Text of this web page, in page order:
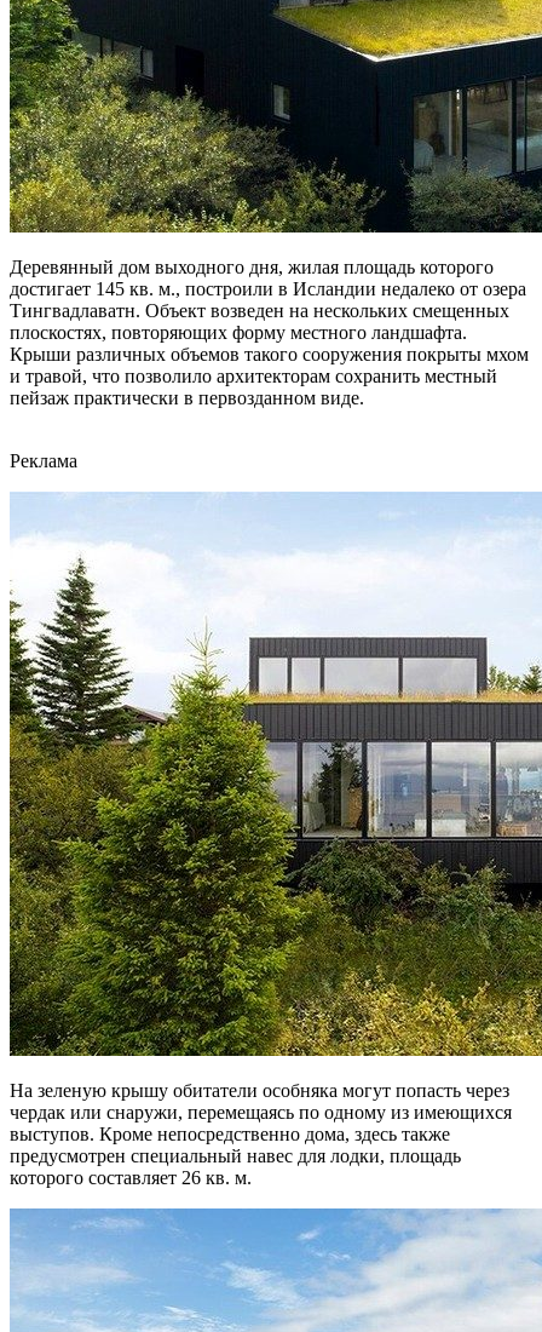
Деревянный дом выходного дня, жилая площадь которого
достигает 145 кв. м., построили в Исландии недалеко от озера
Тингвадлаватн. Объект возведен на нескольких смещенных
плоскостях, повторяющих форму местного ландшафта.
Крыши различных объемов такого сооружения покрыты мхом
и травой, что позволило архитекторам сохранить местный
пейзаж практически в первозданном виде.
Реклама
На зеленую крышу обитатели особняка могут попасть через
чердак или снаружи, перемещаясь по одному из имеющихся
выступов. Кроме непосредственно дома, здесь также
предусмотрен специальный навес для лодки, площадь
которого составляет 26 кв. м.